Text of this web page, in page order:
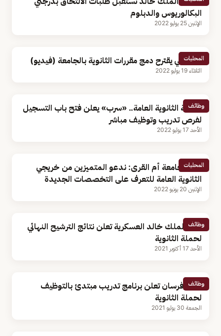
البكالوريوس والدبلوم
الإثنين 25 يوليو 2022
المحليات
أكاديمي يقترح دمج مقررات الثانوية بالجامعة (فيديو)
الثلاثاء 19 يوليو 2022
وظائف
لحملة الثانوية العامة.. «سرب» يعلن فتح باب التسجيل
لفرص تدريب وتوظيف مباشر
الأحد 17 يوليو 2022
المحليات
وكيل جامعة أم القرى: ندعو المتميزين من خريجي
الثانوية العامة للتعرف على التخصصات الجديدة
الإثنين 20 يونيو 2022
وظائف
كلية الملك خالد العسكرية تعلن نتائج الترشيح النهائي
لحملة الثانوية
الأحد 17 أكتوبر 2021
وظائف
شركة فرسان تعلن برنامج تدريب مبتدئ بالتوظيف
لحملة الثانوية
الجمعة 30 يوليو 2021